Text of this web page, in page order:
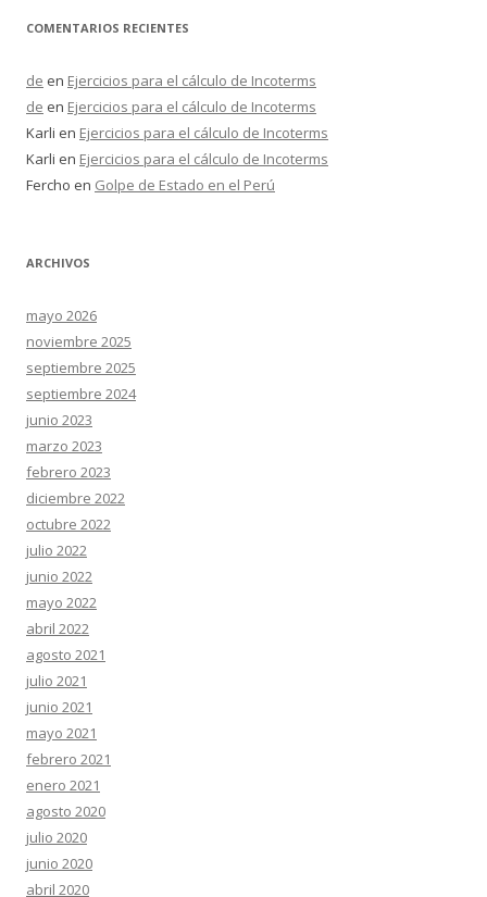
COMENTARIOS RECIENTES
de en Ejercicios para el cálculo de Incoterms
de en Ejercicios para el cálculo de Incoterms
Karli en Ejercicios para el cálculo de Incoterms
Karli en Ejercicios para el cálculo de Incoterms
Fercho en Golpe de Estado en el Perú
ARCHIVOS
mayo 2026
noviembre 2025
septiembre 2025
septiembre 2024
junio 2023
marzo 2023
febrero 2023
diciembre 2022
octubre 2022
julio 2022
junio 2022
mayo 2022
abril 2022
agosto 2021
julio 2021
junio 2021
mayo 2021
febrero 2021
enero 2021
agosto 2020
julio 2020
junio 2020
abril 2020